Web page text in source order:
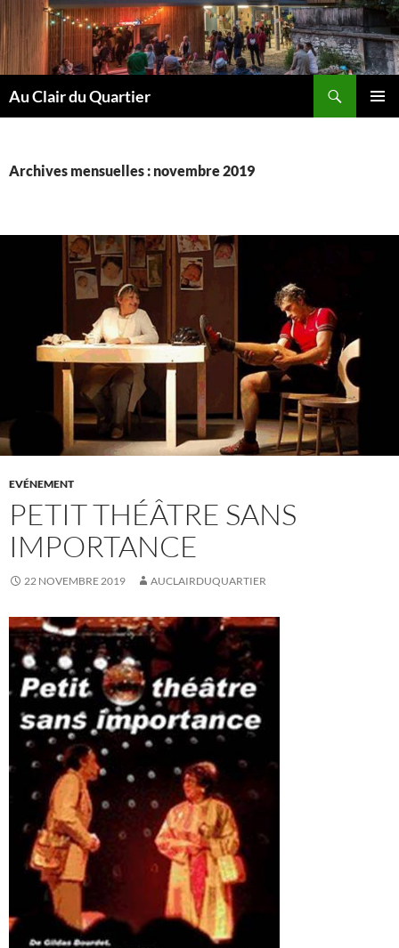
au
contenu
Au Clair du Quartier
Archives mensuelles : novembre 2019
EVÉNEMENT
PETIT THÉÂTRE SANS
IMPORTANCE
22 NOVEMBRE 2019 AUCLAIRDUQUARTIER